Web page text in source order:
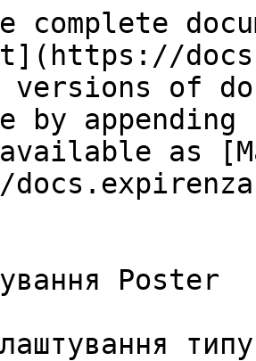
complete
versions of
by
as
Poster